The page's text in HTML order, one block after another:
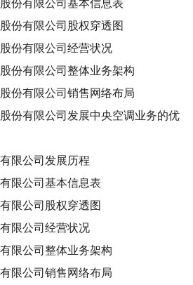
份有限公司基本信息表
份有限公司股权穿透图
份有限公司经营状况
份有限公司整体业务架构
份有限公司销售网络布局
份有限公司发展中央空调业务的优
限公司发展历程
限公司基本信息表
限公司股权穿透图
限公司经营状况
限公司整体业务架构
限公司销售网络布局